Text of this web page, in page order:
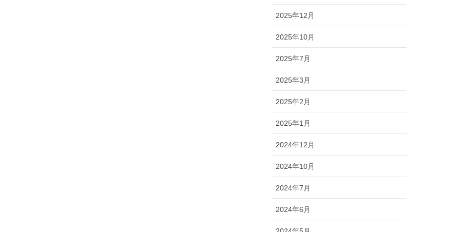
2025年12月
2025年10月
2025年7月
2025年3月
2025年2月
2025年1月
2024年12月
2024年10月
2024年7月
2024年6月